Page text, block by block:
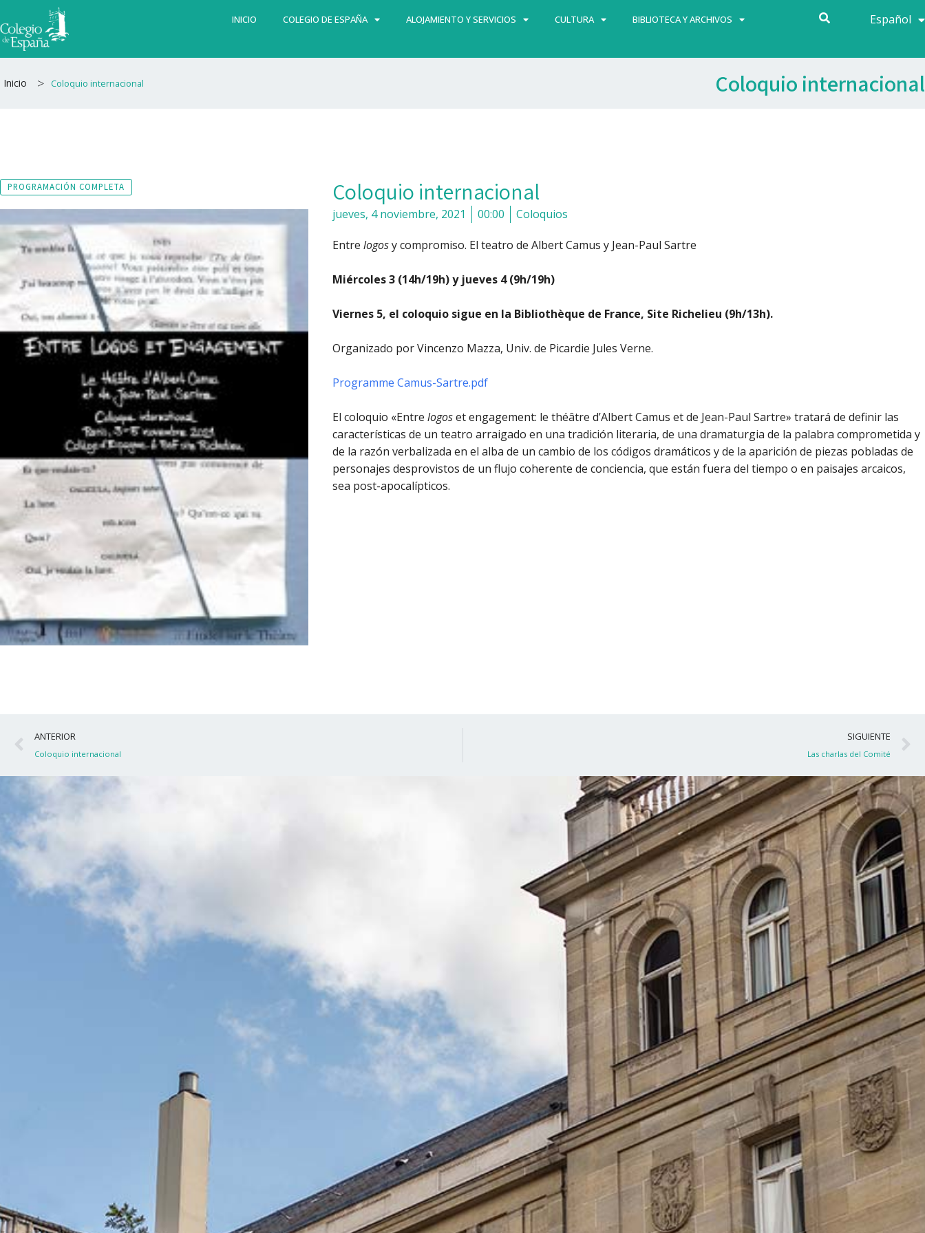
al
contenido
INICIO COLEGIO DE ESPAÑA ALOJAMIENTO Y SERVICIOS CULTURA BIBLIOTECA Y ARCHIVOS Español
Français
Inicio > Coloquio internacional Coloquio internacional
PROGRAMACIÓN COMPLETA Coloquio internacional
jueves, 4 noviembre, 2021 00:00 Coloquios
Entre logosy compromiso. El teatro de Albert Camus y Jean-Paul Sartre
Miércoles 3 (14h/19h) y jueves 4 (9h/19h)
Viernes 5, el coloquio sigue en la Bibliothèque de France, Site Richelieu (9h/13h).
Organizado por Vincenzo Mazza, Univ. de Picardie Jules Verne.
Programme Camus-Sartre.pdf
El coloquio «Entre logoset engagement: le théâtre d’Albert Camus et de Jean-Paul Sartre» tratará de definir las
características de un teatro arraigado en una tradición literaria, de una dramaturgia de la palabra comprometida y
de la razón verbalizada en el alba de un cambio de los códigos dramáticos y de la aparición de piezas pobladas de
personajes desprovistos de un flujo coherente de conciencia, que están fuera del tiempo o en paisajes arcaicos,
sea post-apocalípticos.
Ant
ANTERIOR
Coloquio internacional
SIGUIENTE
Las charlas del Comité